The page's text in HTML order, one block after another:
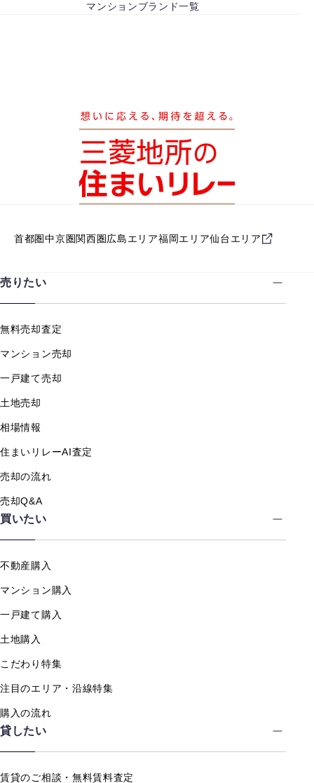
マンションブランド一覧
首都圏中京圏関西圏広島エリア福岡エリア仙台エリア
売りたい
無料売却査定
マンション売却
一戸建て売却
土地売却
相場情報
住まいリレーAI査定
売却の流れ
売却Q&A
買いたい
不動産購入
マンション購入
一戸建て購入
土地購入
こだわり特集
注目のエリア・沿線特集
購入の流れ
貸したい
賃貸のご相談・無料賃料査定